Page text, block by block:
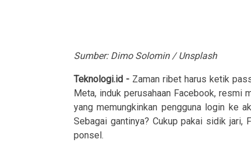
Sumber: Dimo Solomin / Unsplash
Teknologi.id - Zaman ribet harus ketik
Meta, induk perusahaan Facebook, resmi
yang memungkinkan pengguna login ke
Sebagai gantinya? Cukup pakai sidik jari,
ponsel.